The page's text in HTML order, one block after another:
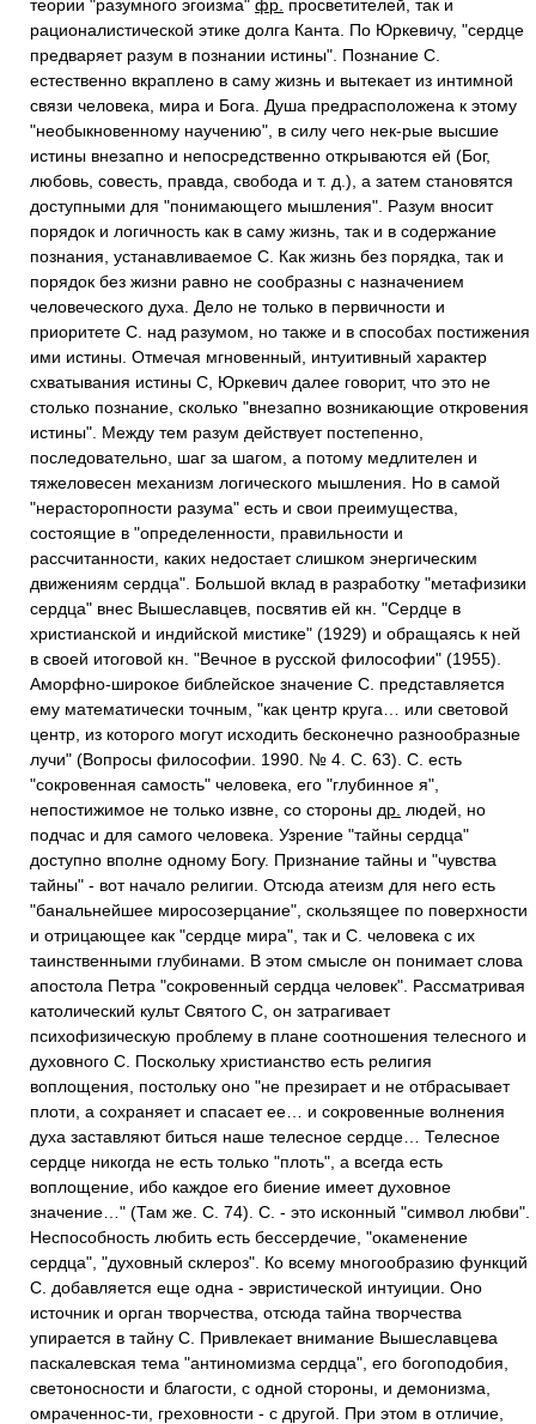
теории "разумного эгоизма" фр. просветителей, так и
рационалистической этике долга Канта. По Юркевичу, "сердце
предваряет разум в познании истины". Познание С.
естественно вкраплено в саму жизнь и вытекает из интимной
связи человека, мира и Бога. Душа предрасположена к этому
"необыкновенному научению", в силу чего нек-рые высшие
истины внезапно и непосредственно открываются ей (Бог,
любовь, совесть, правда, свобода и т. д.), а затем становятся
доступными для "понимающего мышления". Разум вносит
порядок и логичность как в саму жизнь, так и в содержание
познания, устанавливаемое С. Как жизнь без порядка, так и
порядок без жизни равно не сообразны с назначением
человеческого духа. Дело не только в первичности и
приоритете С. над разумом, но также и в способах постижения
ими истины. Отмечая мгновенный, интуитивный характер
схватывания истины С, Юркевич далее говорит, что это не
столько познание, сколько "внезапно возникающие откровения
истины". Между тем разум действует постепенно,
последовательно, шаг за шагом, а потому медлителен и
тяжеловесен механизм логического мышления. Но в самой
"нерасторопности разума" есть и свои преимущества,
состоящие в "определенности, правильности и
рассчитанности, каких недостает слишком энергическим
движениям сердца". Большой вклад в разработку "метафизики
сердца" внес Вышеславцев, посвятив ей кн. "Сердце в
христианской и индийской мистике" (1929) и обращаясь к ней
в своей итоговой кн. "Вечное в русской философии" (1955).
Аморфно-широкое библейское значение С. представляется
ему математически точным, "как центр круга… или световой
центр, из которого могут исходить бесконечно разнообразные
лучи" (Вопросы философии. 1990. № 4. С. 63). С. есть
"сокровенная самость" человека, его "глубинное я",
непостижимое не только извне, со стороны др. людей, но
подчас и для самого человека. Узрение "тайны сердца"
доступно вполне одному Богу. Признание тайны и "чувства
тайны" - вот начало религии. Отсюда атеизм для него есть
"банальнейшее миросозерцание", скользящее по поверхности
и отрицающее как "сердце мира", так и С. человека с их
таинственными глубинами. В этом смысле он понимает слова
апостола Петра "сокровенный сердца человек". Рассматривая
католический культ Святого С, он затрагивает
психофизическую проблему в плане соотношения телесного и
духовного С. Поскольку христианство есть религия
воплощения, постольку оно "не презирает и не отбрасывает
плоти, а сохраняет и спасает ее… и сокровенные волнения
духа заставляют биться наше телесное сердце… Телесное
сердце никогда не есть только "плоть", а всегда есть
воплощение, ибо каждое его биение имеет духовное
значение…" (Там же. С. 74). С. - это исконный "символ любви".
Неспособность любить есть бессердечие, "окаменение
сердца", "духовный склероз". Ко всему многообразию функций
С. добавляется еще одна - эвристической интуиции. Оно
источник и орган творчества, отсюда тайна творчества
упирается в тайну С. Привлекает внимание Вышеславцева
паскалевская тема "антиномизма сердца", его богоподобия,
светоносности и благости, с одной стороны, и демонизма,
омраченнос-ти, греховности - с другой. При этом в отличие,